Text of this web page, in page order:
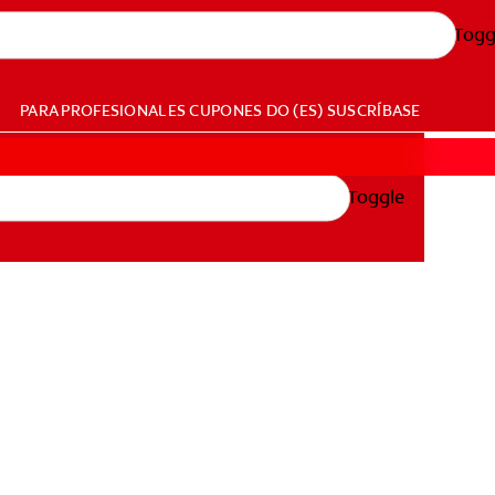
PARA PROFESIONALESCUPONES DO (ES) SUSCRÍBASE
Toggle